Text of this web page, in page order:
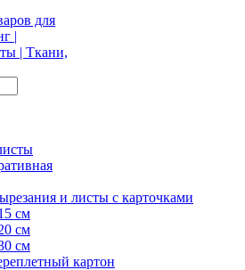
и листы с карточками
см
см
см
картон